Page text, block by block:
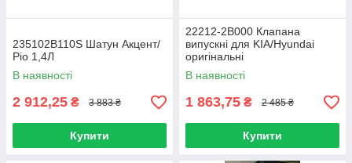
235102B110S Шатун Акцент/
Ріо 1,4Л
В наявності
2 912,25 ₴ 3 883 ₴
Купити
22212-2B000 Клапана
випускні для KIA/Hyundai
оригінальні
В наявності
1 863,75 ₴ 2 485 ₴
Купити